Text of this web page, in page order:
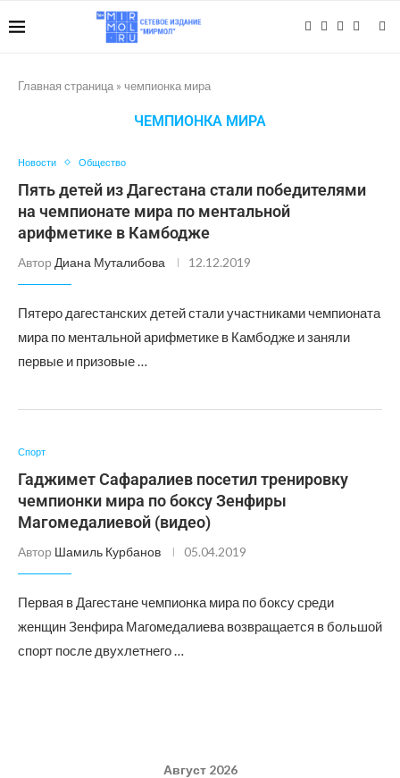
Главная страница » чемпионка мира
ЧЕМПИОНКА МИРА
Новости Общество
Пять детей из Дагестана стали победителями
на чемпионате мира по ментальной
арифметике в Камбодже
Автор Диана Муталибова 12.12.2019
Пятеро дагестанских детей стали участниками чемпионата
мира по ментальной арифметике в Камбодже и заняли
первые и призовые …
Спорт
Гаджимет Сафаралиев посетил тренировку
чемпионки мира по боксу Зенфиры
Магомедалиевой (видео)
Автор Шамиль Курбанов 05.04.2019
Первая в Дагестане чемпионка мира по боксу среди
женщин Зенфира Магомедалиева возвращается в большой
спорт после двухлетнего …
Август 2026